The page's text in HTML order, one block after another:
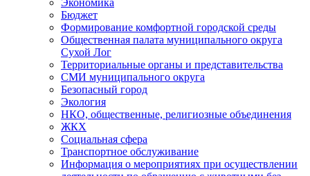
Экономика
Бюджет
Формирование комфортной городской среды
Общественная палата муниципального округа
Сухой Лог
Территориальные органы и представительства
СМИ муниципального округа
Безопасный город
Экология
НКО, общественные, религиозные объединения
ЖКХ
Социальная сфера
Транспортное обслуживание
Информация о мероприятиях при осуществлении